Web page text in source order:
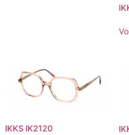
IKKS IK2120